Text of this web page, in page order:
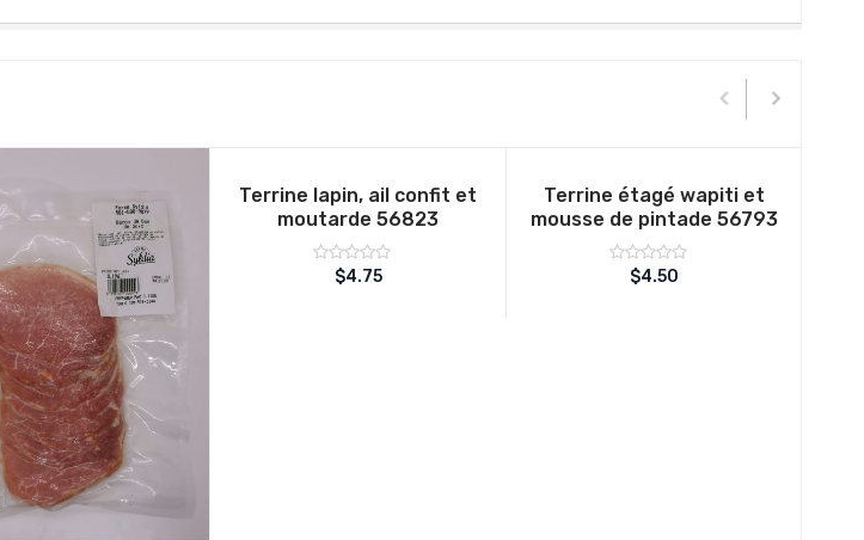
Terrine lapin, ail confit et
moutarde 56823
Note
sur
$4.75
Terrine étagé wapiti et
mousse de pintade 56793
Note
sur
$4.50